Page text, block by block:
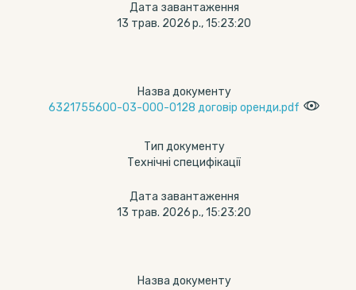
Дата завантаження
13 трав. 2026 р., 15:23:20
Назва документу
6321755600-03-000-0128 договір оренди.pdf
Тип документу
Технічні специфікації
Дата завантаження
13 трав. 2026 р., 15:23:20
Назва документу